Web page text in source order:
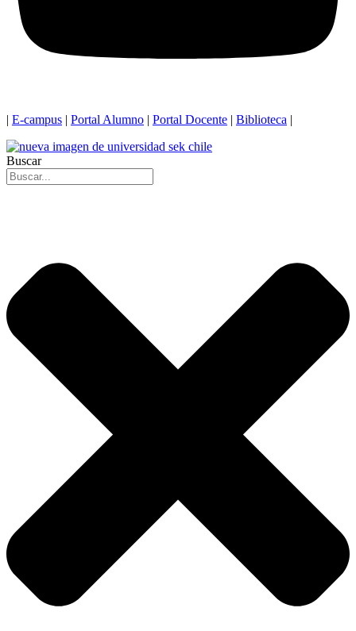
| E-campus | Portal Alumno | Portal Docente | Biblioteca |
Buscar